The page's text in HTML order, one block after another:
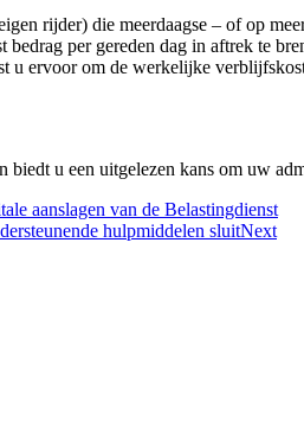
rijder) die meerdaagse – of op
bedrag per gereden dag in aftrek te
u ervoor om de werkelijke
u een uitgelezen kans om uw
aanslagen van de Belastingdienst
hulpmiddelen sluitNext